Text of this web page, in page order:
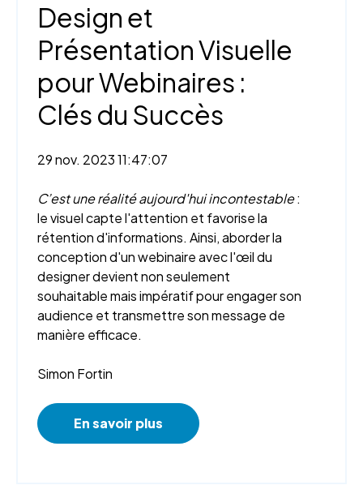
Design et
Présentation Visuelle
pour Webinaires :
Clés du Succès
29 nov. 2023 11:47:07
C’est une réalité aujourd'hui incontestable:
le visuel capte l'attention et favorise la
rétention d'informations. Ainsi, aborder la
conception d'un webinaire avec l'œil du
designer devient non seulement
souhaitable mais impératif pour engager son
audience et transmettre son message de
manière efficace.
Simon Fortin
En savoir plus